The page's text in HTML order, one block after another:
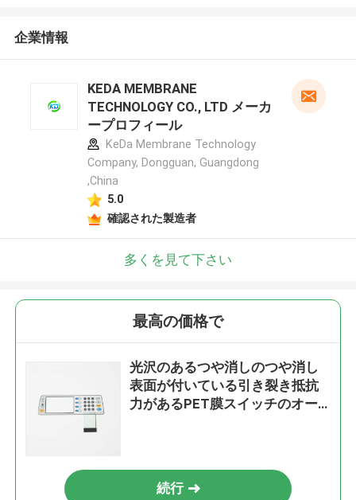
企業情報
KEDA MEMBRANE
TECHNOLOGY CO., LTD メーカ
ープロフィール
KeDa Membrane Technology
Company, Dongguan, Guangdong
,China
5.0
確認された製造者
多くを見て下さい
最高の価格で
光沢のあるつや消しのつや消し
表面が付いている引き裂き抵抗
力があるPET膜スイッチのオー
続行